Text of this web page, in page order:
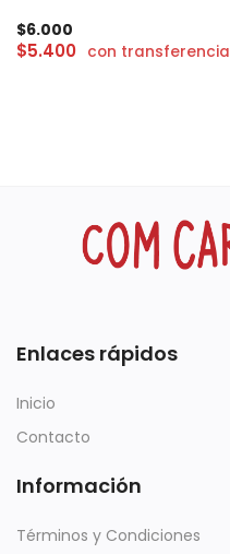
$6.000
$5.400 con transferencia
Enlaces rápidos
Inicio
Contacto
Información
Términos y Condiciones